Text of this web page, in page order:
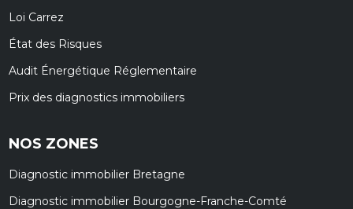
Loi Carrez
État des Risques
Audit Énergétique Réglementaire
Prix des diagnostics immobiliers
NOS ZONES
Diagnostic immobilier Bretagne
Diagnostic immobilier Bourgogne-Franche-Comté